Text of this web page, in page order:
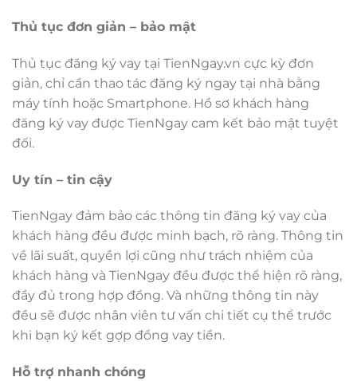
Thủ tục đơn giản – bảo mật
Thủ tục đăng ký vay tại TienNgay.vn cực kỳ đơn
giản, chỉ cần thao tác đăng ký ngay tại nhà bằng
máy tính hoặc Smartphone. Hồ sơ khách hàng
đăng ký vay được TienNgay cam kết bảo mật tuyệt
đối.
Uy tín – tin cậy
TienNgay đảm bảo các thông tin đăng ký vay của
khách hàng đều được minh bạch, rõ ràng. Thông tin
về lãi suất, quyền lợi cũng như trách nhiệm của
khách hàng và TienNgay đều được thể hiện rõ ràng,
đầy đủ trong hợp đồng. Và những thông tin này
đều sẽ được nhân viên tư vấn chi tiết cụ thể trước
khi bạn ký kết gợp đồng vay tiền.
Hỗ trợ nhanh chóng